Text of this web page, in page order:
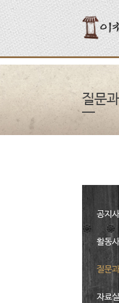
질문
공지
활동
질문
자료실